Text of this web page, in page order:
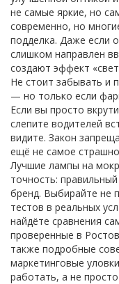
не самые яркие, но
современно, но
подделка. Даже если
слишком направлен
создают эффект
Не стоит забывать и
— но только если
Если вы просто
слепите водителей
видите. Закон
ещё не самое
Лучшие лампы на
точность:
бренд. Выбирайте не
тестов в реальных
найдёте сравнения
проверенные в
также подробные
маркетинговые
работать, а не